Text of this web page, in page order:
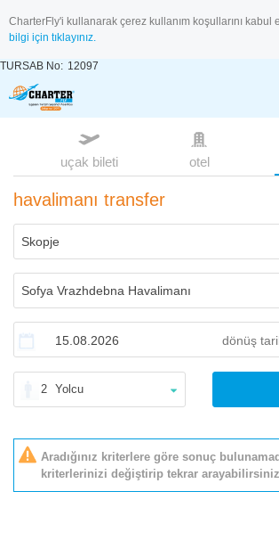
CharterFly'i kullanarak çerez kullanım koşullarını kabul
bilgi için tıklayınız.
TURSAB No: 12097
uçak bileti otel
havalimanı transfer
2 Yolcu
Aradığınız kriterlere göre sonuç
kriterlerinizi değiştirip tekrar